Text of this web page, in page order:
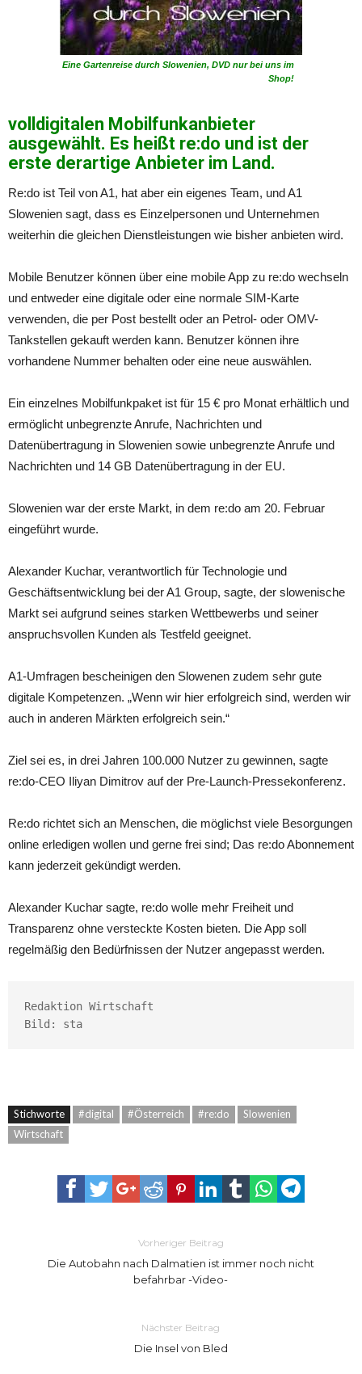
Eine Gartenreise durch Slowenien, DVD nur bei uns im
Shop!
volldigitalen Mobilfunkanbieter
ausgewählt. Es heißt re:do und ist der
erste derartige Anbieter im Land.
Re:do ist Teil von A1, hat aber ein eigenes Team, und A1
Slowenien sagt, dass es Einzelpersonen und Unternehmen
weiterhin die gleichen Dienstleistungen wie bisher anbieten wird.
Mobile Benutzer können über eine mobile App zu re:do wechseln
und entweder eine digitale oder eine normale SIM-Karte
verwenden, die per Post bestellt oder an Petrol- oder OMV-
Tankstellen gekauft werden kann. Benutzer können ihre
vorhandene Nummer behalten oder eine neue auswählen.
Ein einzelnes Mobilfunkpaket ist für 15 € pro Monat erhältlich und
ermöglicht unbegrenzte Anrufe, Nachrichten und
Datenübertragung in Slowenien sowie unbegrenzte Anrufe und
Nachrichten und 14 GB Datenübertragung in der EU.
Slowenien war der erste Markt, in dem re:do am 20. Februar
eingeführt wurde.
Alexander Kuchar, verantwortlich für Technologie und
Geschäftsentwicklung bei der A1 Group, sagte, der slowenische
Markt sei aufgrund seines starken Wettbewerbs und seiner
anspruchsvollen Kunden als Testfeld geeignet.
A1-Umfragen bescheinigen den Slowenen zudem sehr gute
digitale Kompetenzen. „Wenn wir hier erfolgreich sind, werden wir
auch in anderen Märkten erfolgreich sein.“
Ziel sei es, in drei Jahren 100.000 Nutzer zu gewinnen, sagte
re:do-CEO Iliyan Dimitrov auf der Pre-Launch-Pressekonferenz.
Re:do richtet sich an Menschen, die möglichst viele Besorgungen
online erledigen wollen und gerne frei sind; Das re:do Abonnement
kann jederzeit gekündigt werden.
Alexander Kuchar sagte, re:do wolle mehr Freiheit und
Transparenz ohne versteckte Kosten bieten. Die App soll
regelmäßig den Bedürfnissen der Nutzer angepasst werden.
Redaktion Wirtschaft
Bild: sta
Stichworte #digital #Österreich #re:do
Slowenien
Wirtschaft
Vorheriger Beitrag
Die Autobahn nach Dalmatien ist immer noch nicht
befahrbar -Video-
Nächster Beitrag
Die Insel von Bled